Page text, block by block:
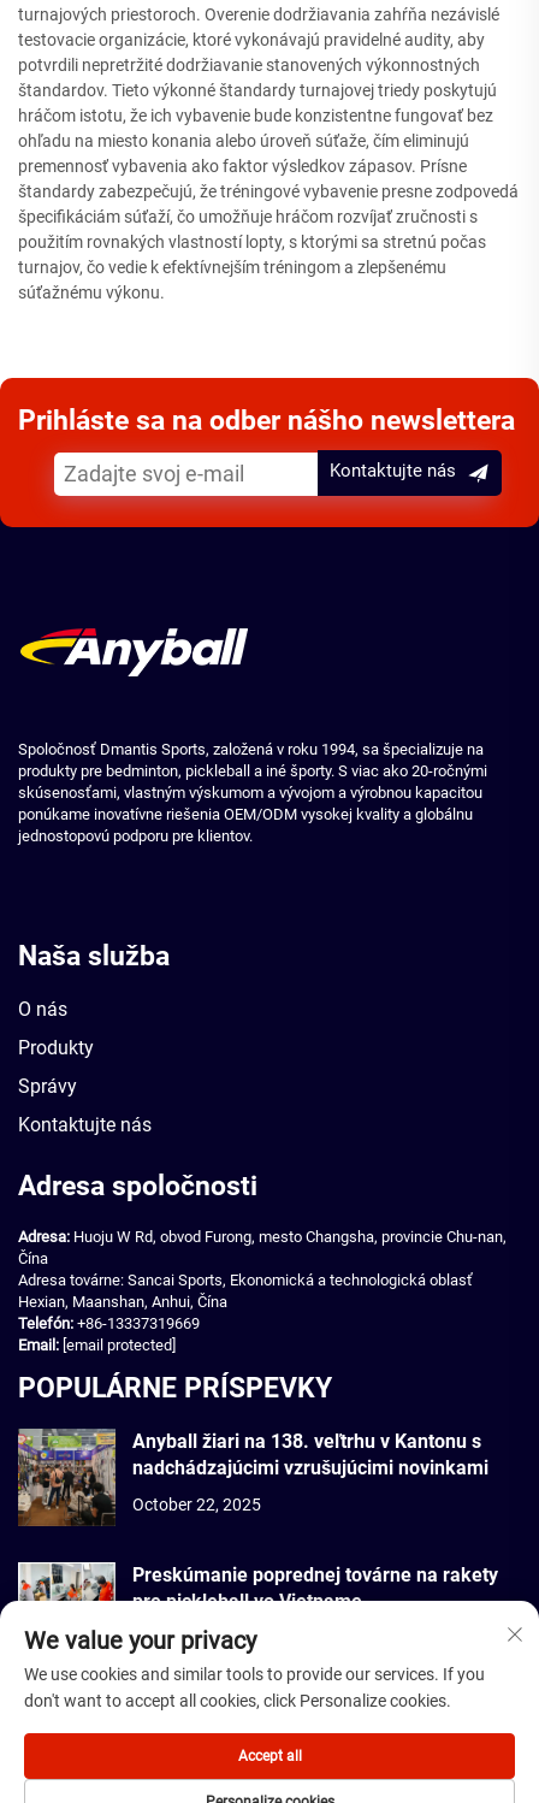
turnajových priestoroch. Overenie dodržiavania zahŕňa nezávislé
testovacie organizácie, ktoré vykonávajú pravidelné audity, aby
potvrdili nepretržité dodržiavanie stanovených výkonnostných
štandardov. Tieto výkonné štandardy turnajovej triedy poskytujú
hráčom istotu, že ich vybavenie bude konzistentne fungovať bez
ohľadu na miesto konania alebo úroveň súťaže, čím eliminujú
premennosť vybavenia ako faktor výsledkov zápasov. Prísne
štandardy zabezpečujú, že tréningové vybavenie presne zodpovedá
špecifikáciám súťaží, čo umožňuje hráčom rozvíjať zručnosti s
použitím rovnakých vlastností lopty, s ktorými sa stretnú počas
turnajov, čo vedie k efektívnejším tréningom a zlepšenému
súťažnému výkonu.
Prihláste sa na odber nášho newslettera
Kontaktujte nás
Spoločnosť Dmantis Sports, založená v roku 1994, sa špecializuje na
produkty pre bedminton, pickleball a iné športy. S viac ako 20-ročnými
skúsenosťami, vlastným výskumom a vývojom a výrobnou kapacitou
ponúkame inovatívne riešenia OEM/ODM vysokej kvality a globálnu
jednostopovú podporu pre klientov.
Naša služba
O nás
Produkty
Správy
Kontaktujte nás
Adresa spoločnosti
Adresa: Huoju W Rd, obvod Furong, mesto Changsha, provincie Chu-nan,
Čína
Adresa továrne: Sancai Sports, Ekonomická a technologická oblasť
Hexian, Maanshan, Anhui, Čína
Telefón: +86-13337319669
Email: [email protected]
POPULÁRNE PRÍSPEVKY
Anyball žiari na 138. veľtrhu v Kantonu s
nadchádzajúcimi vzrušujúcimi novinkami
October 22, 2025
Preskúmanie poprednej továrne na rakety
pre pickleball vo Vietname
September 22, 2025
Autorské práva © 2026 Dmantis Sports Goods Co., Ltd. Peking Všetky
práva vyhradené. - Zásady ochrany súkromia
We value your privacy
We use cookies and similar tools to provide our services. If you
don't want to accept all cookies, click Personalize cookies.
Accept all